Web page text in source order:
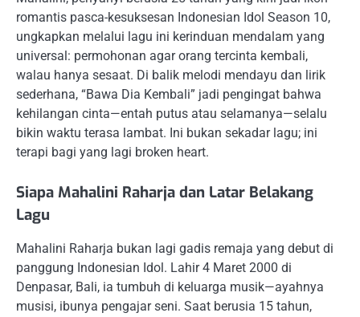
romantis pasca-kesuksesan Indonesian Idol Season 10,
ungkapkan melalui lagu ini kerinduan mendalam yang
universal: permohonan agar orang tercinta kembali,
walau hanya sesaat. Di balik melodi mendayu dan lirik
sederhana, “Bawa Dia Kembali” jadi pengingat bahwa
kehilangan cinta—entah putus atau selamanya—selalu
bikin waktu terasa lambat. Ini bukan sekadar lagu; ini
terapi bagi yang lagi broken heart.
Siapa Mahalini Raharja dan Latar Belakang
Lagu
Mahalini Raharja bukan lagi gadis remaja yang debut di
panggung Indonesian Idol. Lahir 4 Maret 2000 di
Denpasar, Bali, ia tumbuh di keluarga musik—ayahnya
musisi, ibunya pengajar seni. Saat berusia 15 tahun,